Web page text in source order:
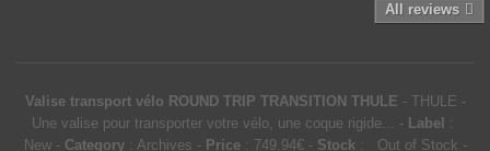
All reviews
Valise transport vélo ROUND TRIP TRANSITION THULE - THULE -
Une valise pour transporter votre vélo, une coque rigide... - Label :
New- Category: Archives - Price: 749.94€- Stock: Out of Stock -